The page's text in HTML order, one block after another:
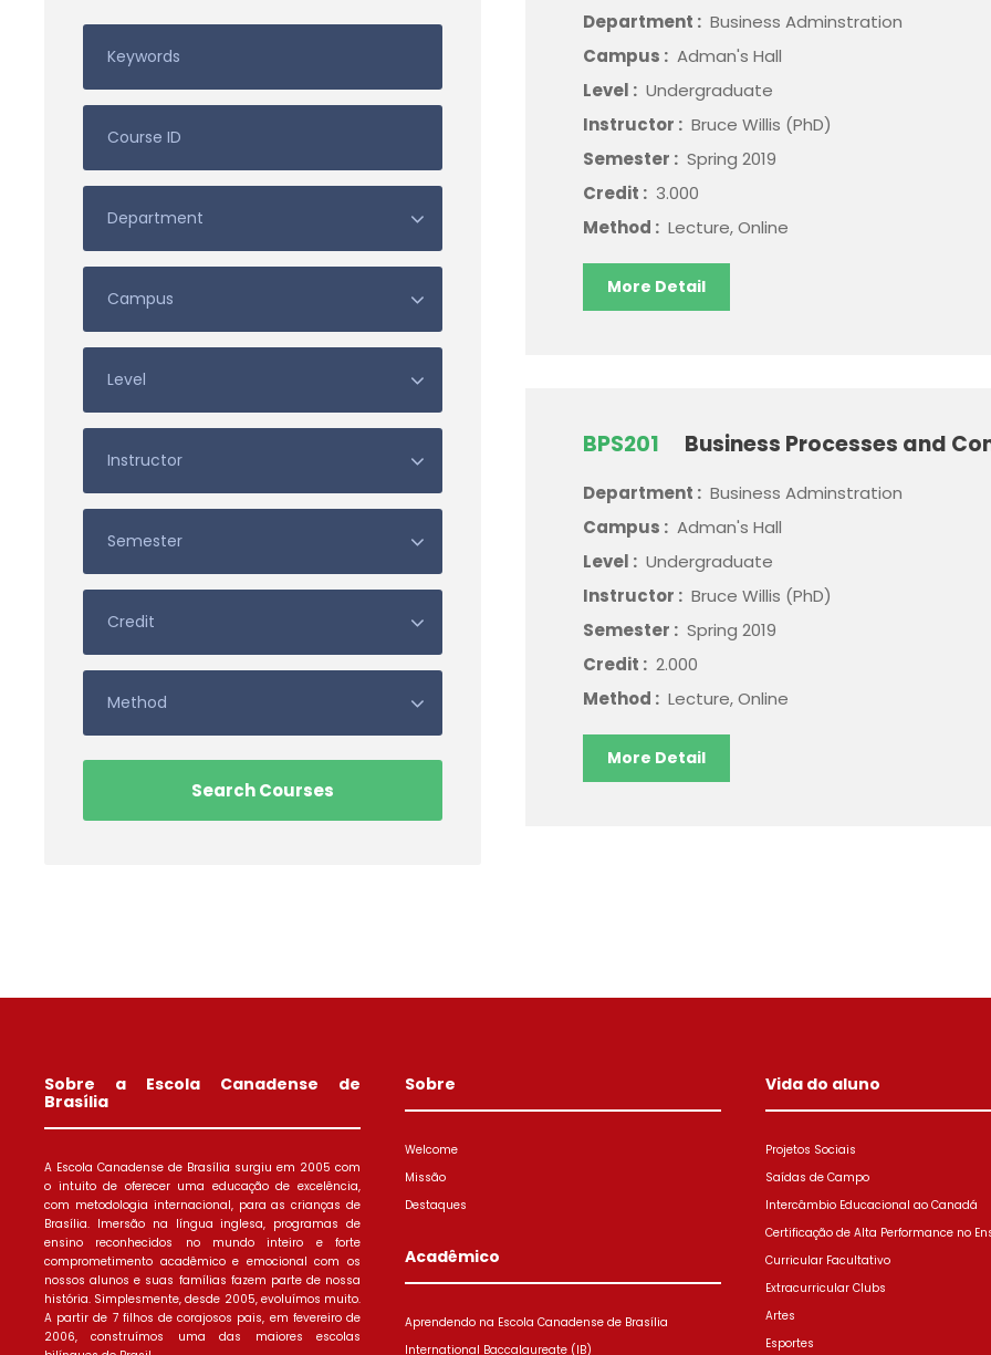
Department : Business Adminstration
Campus : Adman's Hall
Level : Undergraduate
Instructor : Bruce Willis (PhD)
Semester : Spring 2019
Credit : 3.000
Method : Lecture, Online
More Detail
BPS201 Business Processes and
Department : Business Adminstration
Campus : Adman's Hall
Level : Undergraduate
Instructor : Bruce Willis (PhD)
Semester : Spring 2019
Credit : 2.000
Method : Lecture, Online
More Detail
Sobre a Escola Canadense de
Brasília
A Escola Canadense de Brasília surgiu em 2005 com
o intuito de oferecer uma educação de excelência,
com metodologia internacional, para as crianças de
Brasília. Imersão na língua inglesa, programas de
ensino reconhecidos no mundo inteiro e forte
comprometimento acadêmico e emocional com os
nossos alunos e suas famílias fazem parte de nossa
história. Simplesmente, desde 2005, evoluímos muito.
A partir de 7 filhos de corajosos pais, em fevereiro de
2006, construímos uma das maiores escolas
Sobre
Welcome
Missão
Destaques
Acadêmico
Aprendendo na Escola Canadense de Brasília
International Baccalaureate (IB)
Vida do aluno
Projetos Sociais
Saídas de Campo
Intercâmbio Educacional ao Canadá
Certificação de Alta Performance no
Curricular Facultativo
Extracurricular Clubs
Artes
Esportes